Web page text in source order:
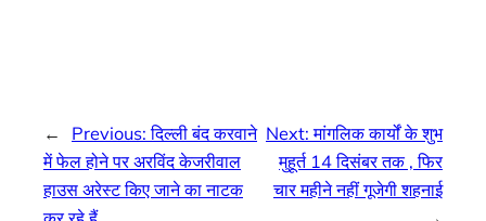
← Previous:दिल्ली बंद करवाने
में फेल होने पर अरविंद केजरीवाल
हाउस अरेस्ट किए जाने का नाटक
Next:मांगलिक कार्यों के शुभ
मुहूर्त 14 दिसंबर तक , फिर
चार महीने नहीं गूजेगी शहनाई